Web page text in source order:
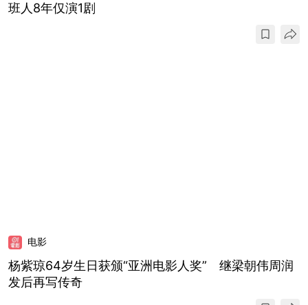
班人8年仅演1剧
电影
杨紫琼64岁生日获颁“亚洲电影人奖” 继梁朝伟周润
发后再写传奇